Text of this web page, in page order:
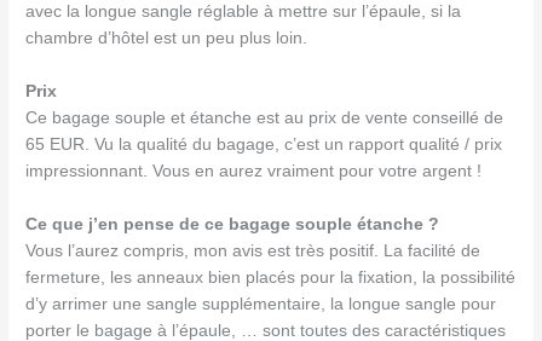
avec la longue sangle réglable à mettre sur l’épaule, si la
chambre d’hôtel est un peu plus loin.
Prix
Ce bagage souple et étanche est au prix de vente conseillé de
65 EUR. Vu la qualité du bagage, c’est un rapport qualité / prix
impressionnant. Vous en aurez vraiment pour votre argent !
Ce que j’en pense de ce bagage souple étanche?
Vous l’aurez compris, mon avis est très positif. La facilité de
fermeture, les anneaux bien placés pour la fixation, la possibilité
d’y arrimer une sangle supplémentaire, la longue sangle pour
porter le bagage à l’épaule, … sont toutes des caractéristiques